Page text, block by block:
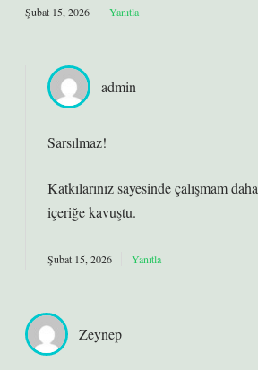
Şubat 15, 2026 Yanıtla
admin
Sarsılmaz!
Katkılarınız sayesinde çalışmam daha
içeriğe kavuştu.
Şubat 15, 2026 Yanıtla
Zeynep